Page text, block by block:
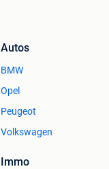
Autos
BMW
Opel
Peugeot
Volkswagen
Immo